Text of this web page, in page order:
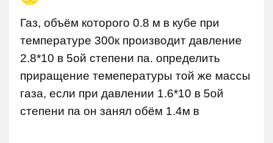
Газ, объём которого 0.8 м в кубе при
температуре 300к производит давление
2.8*10 в 5ой степени па. определить
приращение темепературы той же массы
газа, если при давлении 1.6*10 в 5ой
степени па он занял обём 1.4м в